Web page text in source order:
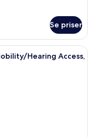
Se priser
av topp kvalitet, dundyner
Hearing Access,